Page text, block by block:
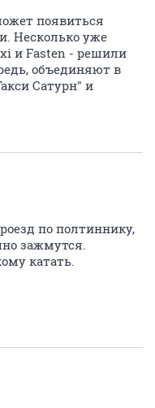
появиться
Несколько уже
и Fasten - решили
объединяют в
Сатурн" и
по полтиннику,
зажмутся.
катать.